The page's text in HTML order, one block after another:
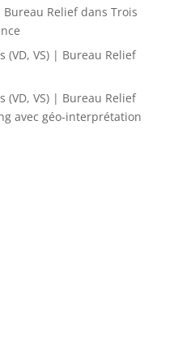
Reliefdans Trois
(VD, VS) | Bureau Relief
(VD, VS) | Bureau Relief
avec géo-interprétation